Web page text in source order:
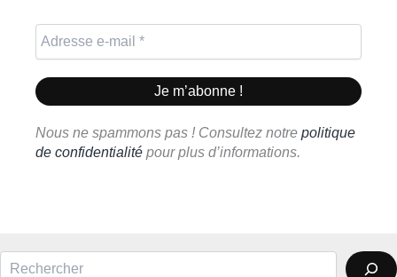
Nous ne spammons pas ! Consultez notre politique
de confidentialité pour plus d’informations.